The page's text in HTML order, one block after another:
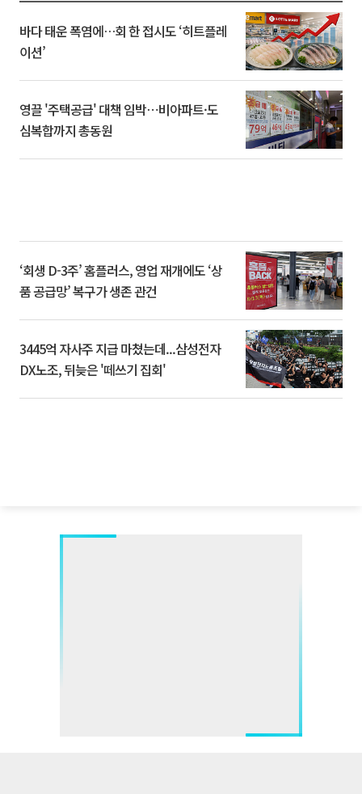
바다 태운 폭염에…회 한 접시도 ‘히트플레
이션’
영끌 '주택공급' 대책 임박⋯비아파트·도
심복합까지 총동원
‘회생 D-3주’ 홈플러스, 영업 재개에도 ‘상
품 공급망’ 복구가 생존 관건
3445억 자사주 지급 마쳤는데...삼성전자
DX노조, 뒤늦은 '떼쓰기 집회'